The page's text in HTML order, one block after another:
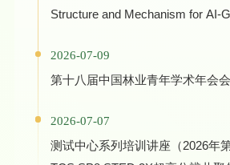
Structure and Mechanism for AI-
Manufacturing
2026-07-09
第十八届中国林业青年学术年会
2026-07-07
测试中心系列培训讲座（2026年